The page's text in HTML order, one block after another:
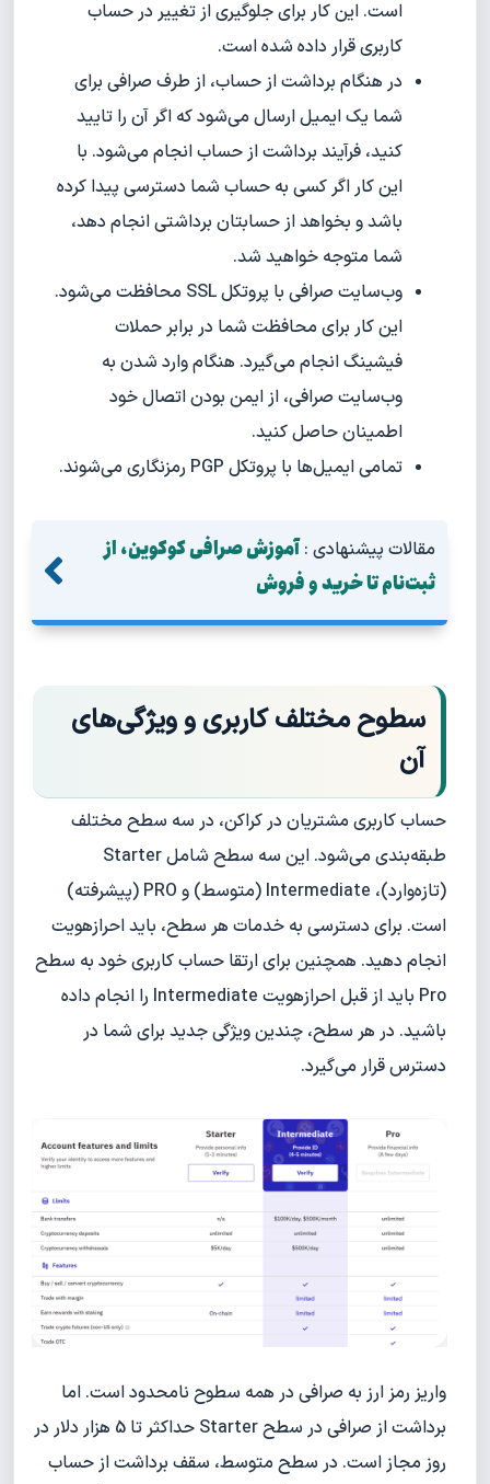
است. این‌ کار برای جلوگیری از تغییر در حساب
کاربری قرار داده شده است.
در هنگام برداشت از حساب، از طرف صرافی برای
شما یک ایمیل ارسال می‌شود که اگر آن را تایید
کنید، فرآیند برداشت از حساب انجام می‌شود. با
این کار اگر کسی به حساب شما دسترسی پیدا کرده
باشد و بخواهد از حسابتان برداشتی انجام دهد،
شما متوجه خواهید شد.
وب‌سایت صرافی با پروتکل SSL محافظت می‌شود.
این کار برای محافظت شما در برابر حملات
فیشینگ انجام می‌گیرد. هنگام وارد شدن به
وب‌سایت صرافی، از ایمن بودن اتصال خود
اطمینان حاصل کنید.
تمامی ایمیل‌ها با پروتکل PGP رمزنگاری می‌شوند.
مقالات پیشنهادی : آموزش صرافی کوکوین، از
ثبت‌نام تا خرید و فروش
سطوح مختلف کاربری و ویژگی‌های
آن
حساب کاربری مشتریان در کراکن، در سه سطح مختلف
طبقه‌بندی می‌شود. این سه سطح شامل Starter
(تازه‌وارد)، Intermediate (متوسط) و PRO (پیشرفته)
است. برای دسترسی به خدمات هر سطح، باید احراز‌هویت
انجام دهید. همچنین برای ارتقا حساب کاربری خود به سطح
Pro باید از قبل احراز‌هویت Intermediate را انجام داده
باشید. در هر سطح، چندین ویژگی‌ جدید برای شما در
دسترس قرار می‌گیرد.
واریز رمز ارز به صرافی در همه سطوح نامحدود است. اما
برداشت از صرافی در سطح Starter حداکثر تا 5 هزار دلار در
روز مجاز است. در سطح متوسط، سقف برداشت از حساب